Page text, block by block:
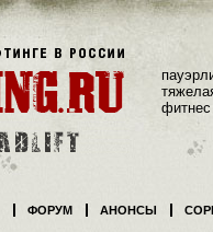
фитнес
ФОРУМ АНОНСЫ